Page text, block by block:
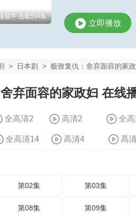
载中 连载到4集
立即播放
> 日本剧 > 极致复仇：舍弃面容的家
弃面容的家政妇 在线
全高清2 高清2 全
全高清14 高清4 高清
第02集 第03集
第08集 第09集